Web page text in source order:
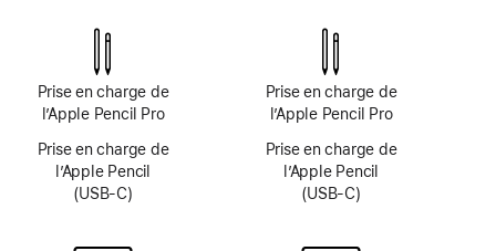
Prise en charge de
l’Apple Pencil Pro
Prise en charge de
l’Apple Pencil
(USB-C)
non
Prise en charge de
l’Apple Pencil Pro
Prise en charge de
l’Apple Pencil
(USB-C)